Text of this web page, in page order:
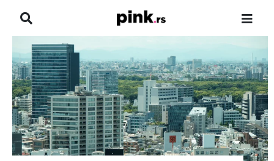
NASLOVNA
VESTI
ZADRUGA
SHOWBIZ